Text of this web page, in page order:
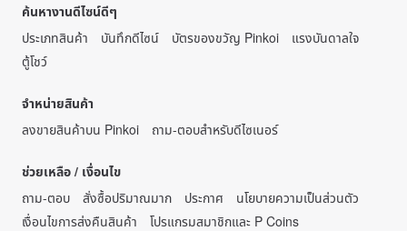
ค้นหางานดีไซน์ดีๆ
ประเภทสินค้า
บันทึกดีไซน์ บัตรของขวัญ Pinkoi
แรงบันดาลใจ
ตู้โชว์
จำหน่ายสินค้า
ลงขายสินค้าบน Pinkoi
ถาม-ตอบสำหรับดีไซเนอร์
ช่วยเหลือ / เงื่อนไข
ถาม-ตอบ
สั่งซื้อปริมาณมาก ประกาศ
นโยบายความเป็นส่วนตัว
เงื่อนไขการส่งคืนสินค้า
โปรแกรมสมาชิกและ P Coins